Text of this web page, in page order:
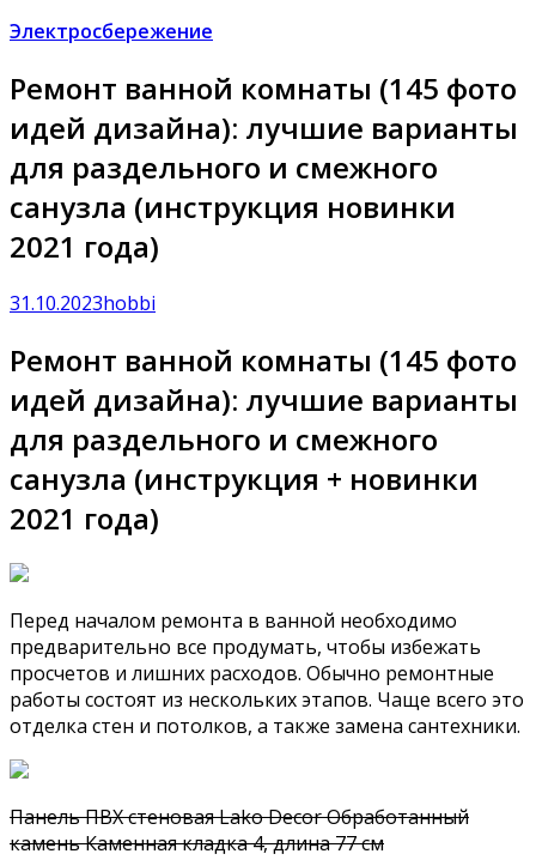
Электросбережение
Ремонт ванной комнаты (145 фото
идей дизайна): лучшие варианты
для раздельного и смежного
санузла (инструкция новинки
2021 года)
31.10.2023hobbi
Ремонт ванной комнаты (145 фото
идей дизайна): лучшие варианты
для раздельного и смежного
санузла (инструкция + новинки
2021 года)
Перед началом ремонта в ванной необходимо
предварительно все продумать, чтобы избежать
просчетов и лишних расходов. Обычно ремонтные
работы состоят из нескольких этапов. Чаще всего это
отделка стен и потолков, а также замена сантехники.
Панель ПВХ стеновая Lako Decor Обработанный
камень Каменная кладка 4, длина 77 см